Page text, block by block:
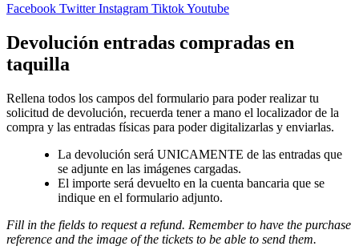
Facebook Twitter Instagram TiktokYoutube
Devolución entradas compradas en
taquilla
Rellena todos los campos del formulario para poder realizar tu
solicitud de devolución, recuerda tener a mano el localizador de la
compra y las entradas físicas para poder digitalizarlas y enviarlas.
La devolución será UNICAMENTE de las entradas que
se adjunte en las imágenes cargadas.
El importe será devuelto en la cuenta bancaria que se
indique en el formulario adjunto.
Fill in the fields to request a refund. Remember to have the purchase
reference and the image of the tickets to be able to send them.